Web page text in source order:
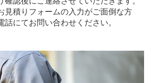
見積りフォームの入力がご面倒な方
話にてお問い合わせください。